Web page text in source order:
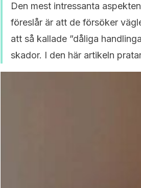
Den mest intressanta
föreslår är att de försöker
att så kallade ”dåliga
skador. I den här artikeln